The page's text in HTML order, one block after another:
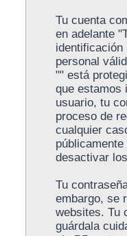
Tu cuenta
en adelante
identificación
personal
"" está
que estamos
usuario, tu
proceso de
cualquier
desactivar
Tu
embargo, se
websites. Tu
guárdala